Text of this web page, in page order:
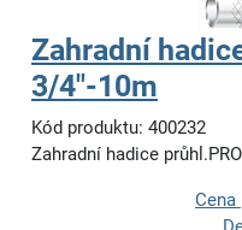
Zahradní
3/4"-10m
Kód produktu: 400232
Zahradní hadice